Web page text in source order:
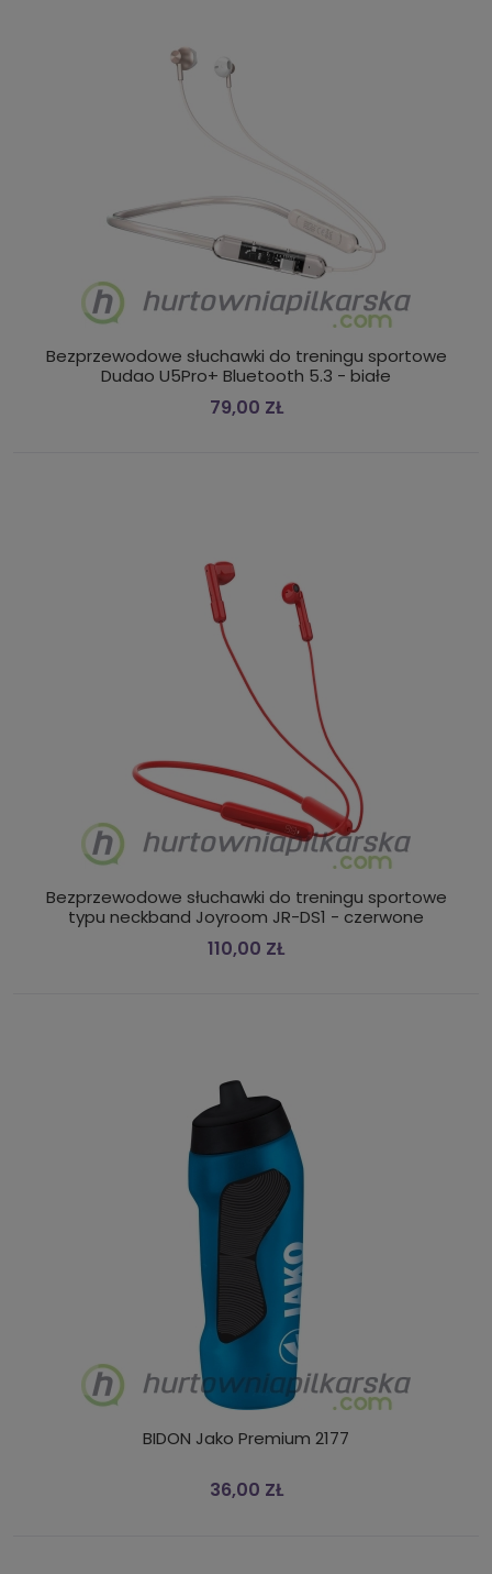
Bezprzewodowe słuchawki do treningu sportowe
Dudao U5Pro+ Bluetooth 5.3 - białe
79,00 ZŁ
Bezprzewodowe słuchawki do treningu sportowe
typu neckband Joyroom JR-DS1 - czerwone
110,00 ZŁ
BIDON Jako Premium 2177
36,00 ZŁ